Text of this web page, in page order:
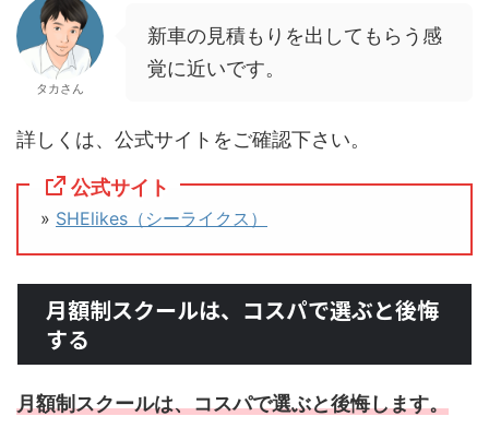
タカさん
新車の見積もりを出してもらう感
覚に近いです。
詳しくは、公式サイトをご確認下さい。
公式サイト
» SHElikes（シーライクス）
月額制スクールは、コスパで選ぶと後悔
する
月額制スクールは、コスパで選ぶと後悔します。